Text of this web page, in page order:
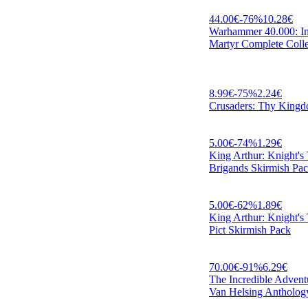
44.00€-76%10.28€
Warhammer 40.000:
Martyr Complete
8.99€-75%2.24€
Crusaders: Thy
5.00€-74%1.29€
King Arthur: Knight's
Brigands Skirmish
5.00€-62%1.89€
King Arthur: Knight's
Pict Skirmish Pack
70.00€-91%6.29€
The Incredible
Van Helsing